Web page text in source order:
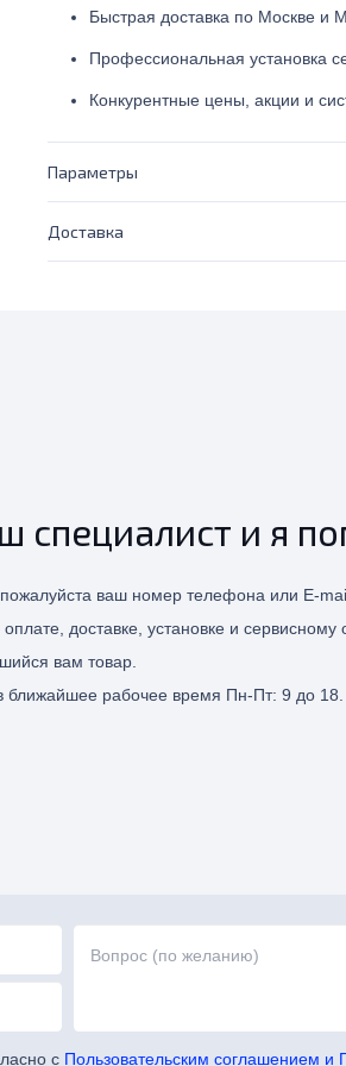
Быстрая доставка по Москве и
Профессиональная установка
Конкурентные цены, акции и
Параметры
Доставка
специалист и я
ваш номер телефона или E-
оплате, доставке, установке и
вам товар.
ближайшее рабочее время Пн-Пт: 9 до 18.
с Пользовательским соглашением и